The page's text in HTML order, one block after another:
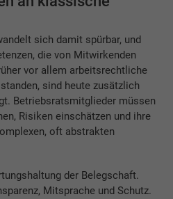
sich damit spürbar, und
die von Mitwirkenden
vor allem arbeitsrechtliche
sind heute zusätzlich
Betriebsratsmitglieder müssen
Risiken einschätzen und ihre
oft abstrakten
der Belegschaft.
Mitsprache und Schutz.